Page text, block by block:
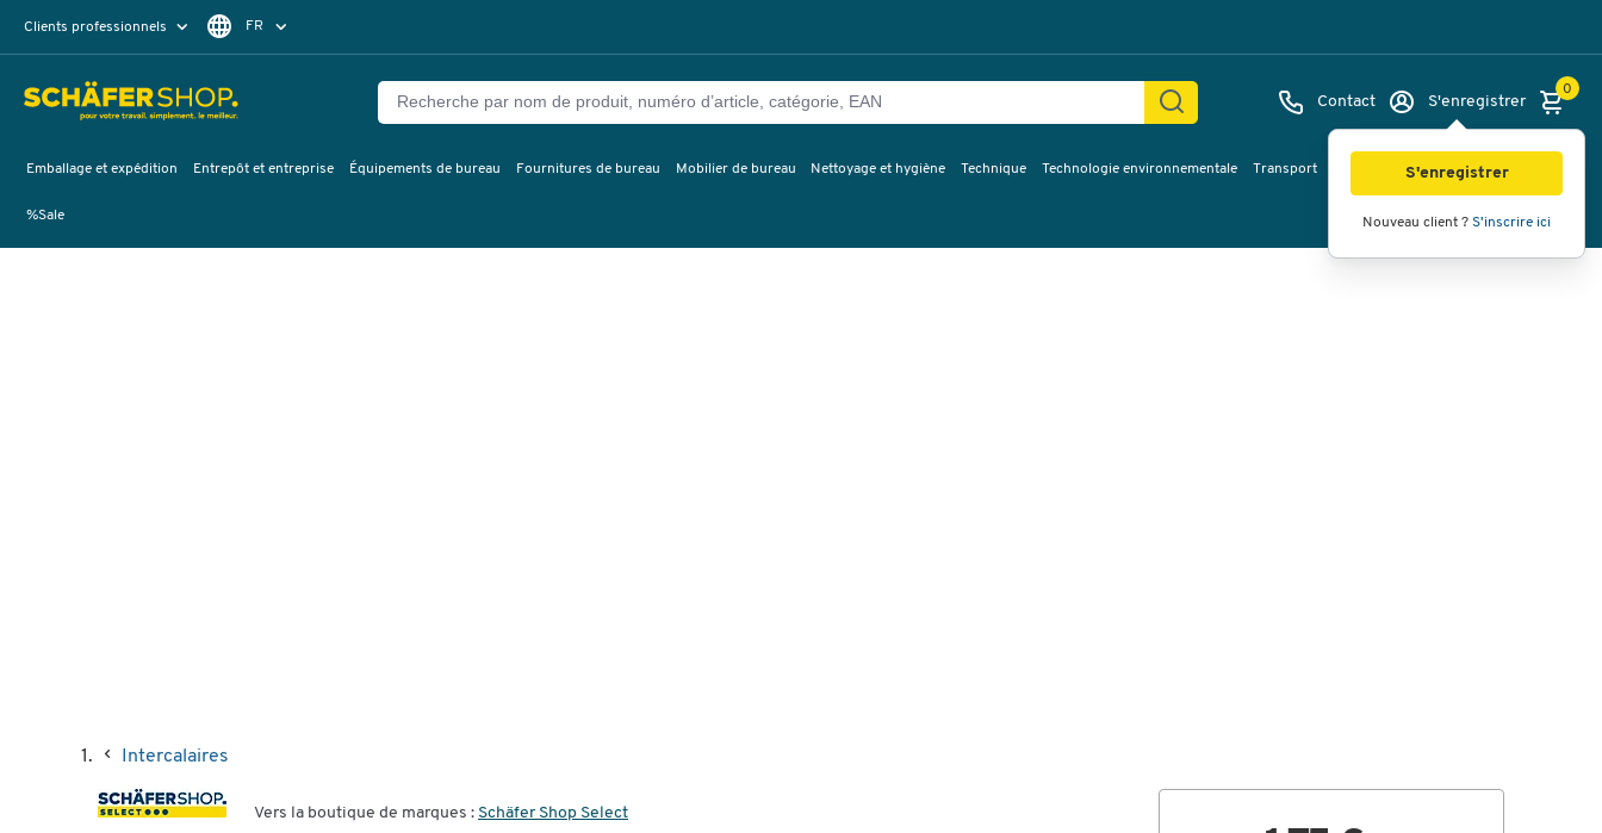
Clients professionnels FR
Contact S'enregistrer
S'enregistrer
Nouveau client ? S'inscrire ici
0
Emballage et expédition Entrepôt et entreprise Équipements de bureau Fournitures de bureau Mobilier de bureau Nettoyage et hygiène Technique Technologie environnementale Transport Services & planification Inspiration
%Sale
Intercalaires
Vers la boutique de marques : Schäfer Shop Select
Images Vidéos Vue à 360